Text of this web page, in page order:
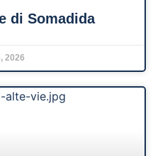
di Somadida
2026